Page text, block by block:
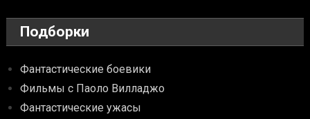
Подборки
Фантастические боевики
Фильмы с Паоло Вилладжо
Фантастические ужасы